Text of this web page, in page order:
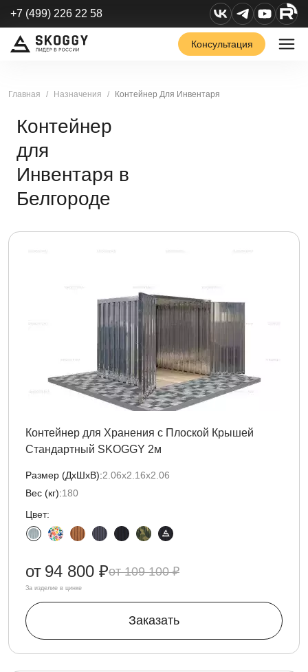
+7 (499) 226 22 58
Консультация
Главная Назначения Контейнер Для Инвентаря
Контейнер
для
Инвентаря в
Белгороде
Контейнер для Хранения с Плоской Крышей
Стандартный SKOGGY 2м
Размер (ДxШxВ):2.06х2.16х2.06
Вес (кг):180
Цвет:
109 100 ₽
от 94 800 ₽
За изделие в цинке
Заказать